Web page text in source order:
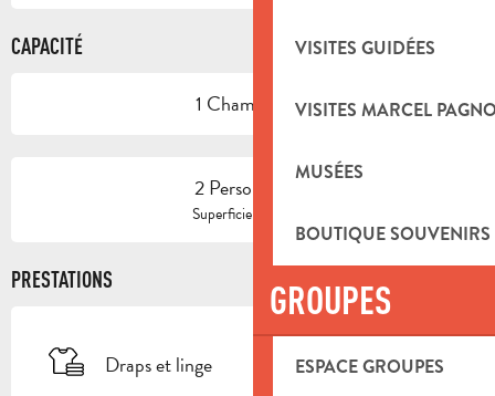
VISITES GUIDÉES
VISITES MARCEL
MUSÉES
BOUTIQUE
GROUPES
ESPACE GROUPES
CAPACITÉ
1 Chambre(s)
2 Personne(s)
Superficie : 20 m
PRESTATIONS
Draps et linge